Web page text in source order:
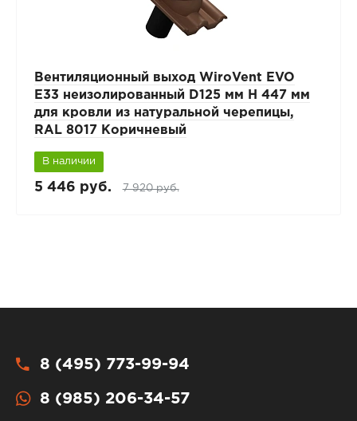
Вентиляционный выход WiroVent EVO
E33 неизолированный D125 мм Н 447 мм
для кровли из натуральной черепицы,
RAL 8017 Коричневый
В наличии
5 446 руб. 7 920 руб.
8 (495) 773-99-94
8 (985) 206-34-57